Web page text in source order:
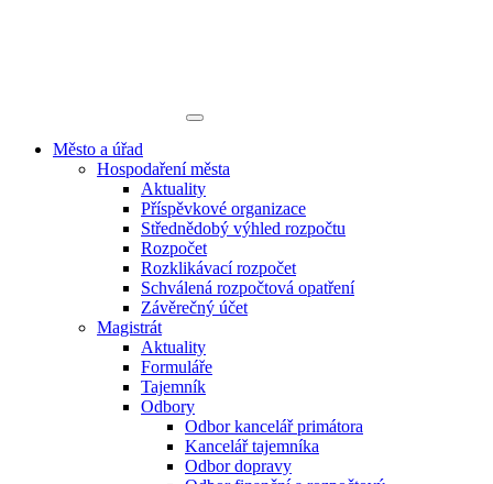
Město a úřad
Hospodaření města
Aktuality
Příspěvkové organizace
Střednědobý výhled rozpočtu
Rozpočet
Rozklikávací rozpočet
Schválená rozpočtová opatření
Závěrečný účet
Magistrát
Aktuality
Formuláře
Tajemník
Odbory
Odbor kancelář primátora
Kancelář tajemníka
Odbor dopravy